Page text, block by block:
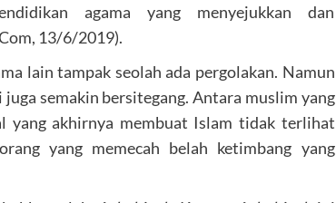
agama yang menyejukkan dan
13/6/2019).
lain tampak seolah ada pergolakan. Namun
semakin bersitegang. Antara muslim yang
yang akhirnya membuat Islam tidak terlihat
yang memecah belah ketimbang yang